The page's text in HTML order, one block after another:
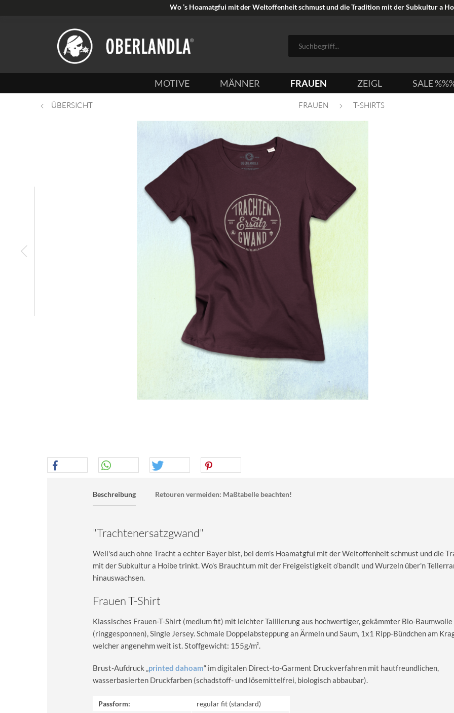
Wo ’s Hoamatgfui mit der Weltoffenheit schmust und die Tradition mit der Subkultur a
MOTIVE MÄNNER FRAUEN ZEIGL SALE
ÜBERSICHT FRAUEN T-SHIRTS
Beschreibung Retouren vermeiden: Maßtabelle beachten!
"Trachtenersatzgwand"
Weil'sd auch ohne Tracht a echter Bayer bist, bei dem's Hoamatgfui mit der Weltoffenheit schmust und die
mit der Subkultur a Hoibe trinkt. Wo's Brauchtum mit der Freigeistigkeit o’bandlt und Wurzeln über'n
hinauswachsen.
Frauen T-Shirt
Klassisches Frauen-T-Shirt (medium fit) mit leichter Taillierung aus hochwertiger, gekämmter Bio-Baumwolle
(ringgesponnen), Single Jersey. Schmale Doppelabsteppung an Ärmeln und Saum, 1x1 Ripp-Bündchen am
welcher angenehm weit ist. Stoffgewicht: 155g/m².
Brust-Aufdruck „printed dahoam“ im digitalen Direct-to-Garment Druckverfahren mit hautfreundlichen,
wasserbasierten Druckfarben (schadstoff- und lösemittelfrei, biologisch abbaubar).
Passform:
regular fit (standard)